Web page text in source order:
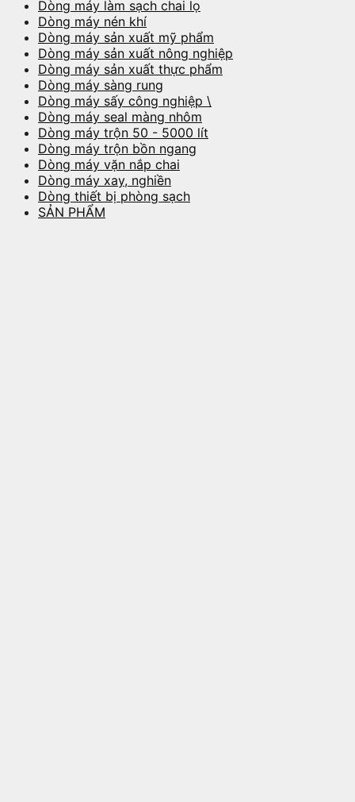
Dòng máy làm sạch chai lọ
Dòng máy nén khí
Dòng máy sản xuất mỹ phẩm
Dòng máy sản xuất nông nghiệp
Dòng máy sản xuất thực phẩm
Dòng máy sàng rung
Dòng máy sấy công nghiệp \
Dòng máy seal màng nhôm
Dòng máy trộn 50 - 5000 lít
Dòng máy trộn bồn ngang
Dòng máy vặn nắp chai
Dòng máy xay, nghiền
Dòng thiết bị phòng sạch
SẢN PHẨM